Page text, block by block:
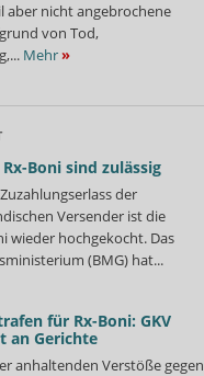
aber nicht angebrochene
von Tod,
Mehr»
Rx-Boni sind zulässig
der
Versender ist die
wieder hochgekocht. Das
(BMG) hat...
für Rx-Boni: GKV
an Gerichte
anhaltenden Verstöße gegen